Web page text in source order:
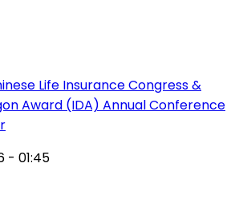
Life Insurance Congress &
Award (IDA) Annual Conference
- 01:45